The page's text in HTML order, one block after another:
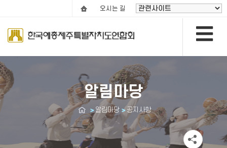
오시는 길
알림마당
알림마당 공지사항